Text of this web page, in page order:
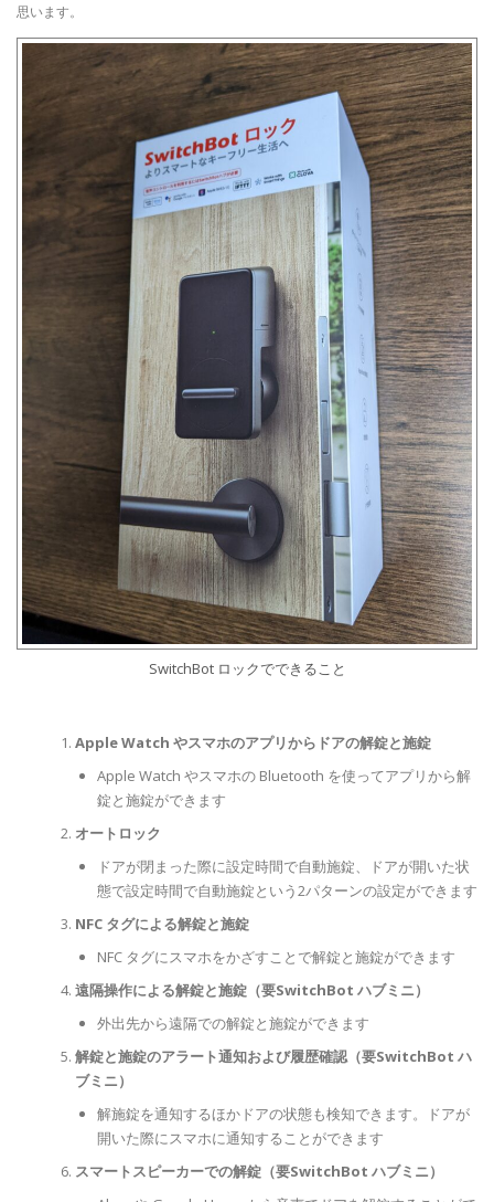
思います。
SwitchBot ロックでできること
Apple Watch やスマホのアプリからドアの解錠と施錠
Apple Watch やスマホの Bluetooth を使ってアプリから解
錠と施錠ができます
オートロック
ドアが閉まった際に設定時間で自動施錠、ドアが開いた状
態で設定時間で自動施錠という2パターンの設定ができます
NFC タグによる解錠と施錠
NFC タグにスマホをかざすことで解錠と施錠ができます
遠隔操作による解錠と施錠（要SwitchBot ハブミニ）
外出先から遠隔での解錠と施錠ができます
解錠と施錠のアラート通知および履歴確認（要SwitchBot ハ
ブミニ）
解施錠を通知するほかドアの状態も検知できます。ドアが
開いた際にスマホに通知することができます
スマートスピーカーでの解錠（要SwitchBot ハブミニ）